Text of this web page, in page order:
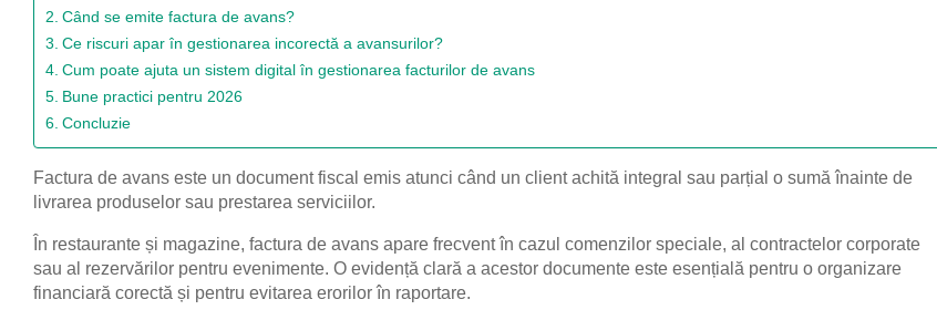
Când se emite factura de avans?
Ce riscuri apar în gestionarea incorectă a avansurilor?
Cum poate ajuta un sistem digital în gestionarea facturilor de avans
Bune practici pentru 2026
Concluzie
Factura de avans este un document fiscal emis atunci când un client achită integral sau parțial o sumă înainte de
livrarea produselor sau prestarea serviciilor.
În restaurante și magazine, factura de avans apare frecvent în cazul comenzilor speciale, al contractelor corporate
sau al rezervărilor pentru evenimente. O evidență clară a acestor documente este esențială pentru o organizare
financiară corectă și pentru evitarea erorilor în raportare.